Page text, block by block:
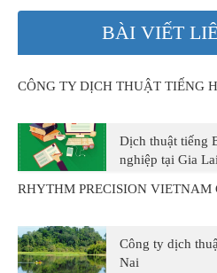
BÀI VIẾT
CÔNG TY DỊCH THUẬT TIẾNG
Dịch thuật tiếng
nghiệp tại Gia Lai
RHYTHM PRECISION VIETNAM
Công ty dịch
Nai